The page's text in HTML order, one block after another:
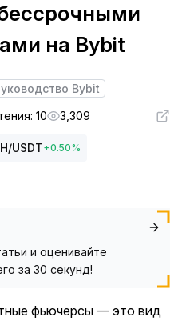
на Bybit
Bybit
10 3,309
/USDT+0.50%
и оценивайте
за 30 секунд!
фьючерсы — это вид